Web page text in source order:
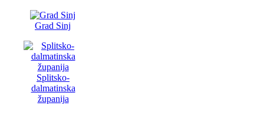
Grad Sinj
Splitsko-
dalmatinska
županija